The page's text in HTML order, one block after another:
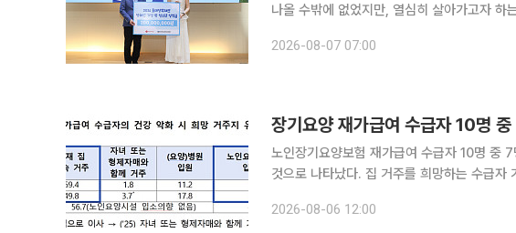
나올 수밖에 없었지만, 열심히 살아가고자 하
울 중구 페럼타워 페럼홀에서 열린 ‘2026년
2026-08-07 07:00
장기요양 재가급여 수급자 10명
노인장기요양보험 재가급여 수급자 10명 중
것으로 나타났다. 집 거주를 희망하는 수급자 가족도 큰 폭으
지난해 8월 13일부터 11월 19일까지 면접, 전
2026-08-06 12:00